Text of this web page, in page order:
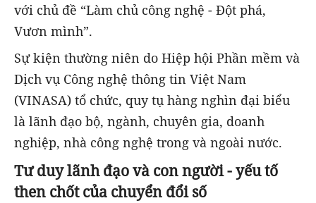
với chủ đề “Làm chủ công nghệ - Đột phá,
Vươn mình”.
Sự kiện thường niên do Hiệp hội Phần mềm và
Dịch vụ Công nghệ thông tin Việt Nam
(VINASA) tổ chức, quy tụ hàng nghìn đại biểu
là lãnh đạo bộ, ngành, chuyên gia, doanh
nghiệp, nhà công nghệ trong và ngoài nước.
Tư duy lãnh đạo và con người - yếu tố
then chốt của chuyển đổi số